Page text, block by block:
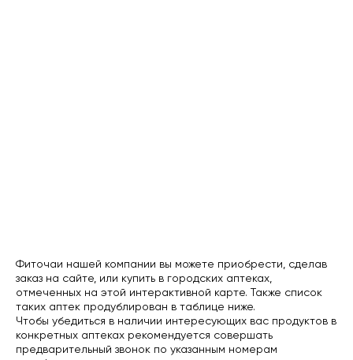
Фиточаи нашей компании вы можете приобрести, сделав
заказ на сайте, или купить в городских аптеках,
отмеченных на этой интерактивной карте. Также список
таких аптек продублирован в таблице ниже.
Чтобы убедиться в наличии интересующих вас продуктов в
конкретных аптеках рекомендуется совершать
предварительный звонок по указанным номерам